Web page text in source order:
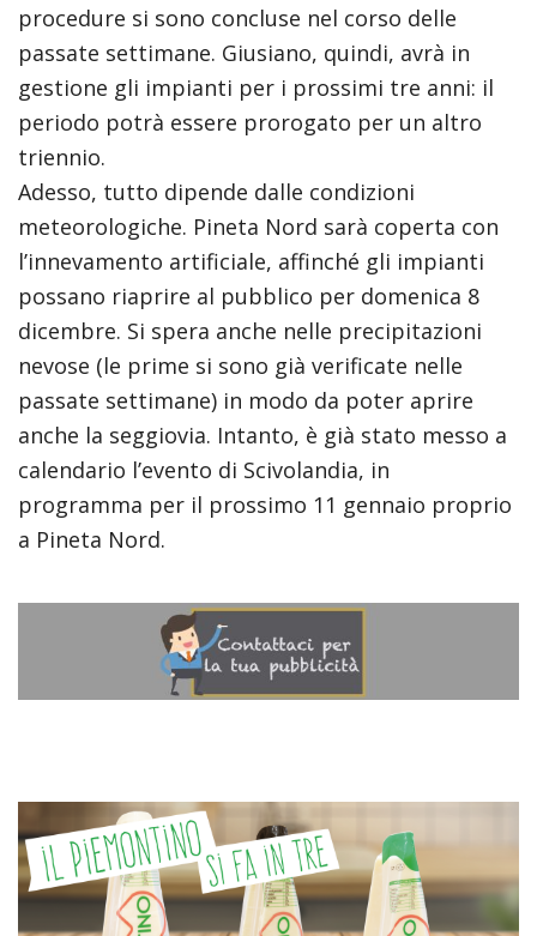
procedure si sono concluse nel corso delle
passate settimane. Giusiano, quindi, avrà in
gestione gli impianti per i prossimi tre anni: il
periodo potrà essere prorogato per un altro
triennio.
Adesso, tutto dipende dalle condizioni
meteorologiche. Pineta Nord sarà coperta con
l’innevamento artificiale, affinché gli impianti
possano riaprire al pubblico per domenica 8
dicembre. Si spera anche nelle precipitazioni
nevose (le prime si sono già verificate nelle
passate settimane) in modo da poter aprire
anche la seggiovia. Intanto, è già stato messo a
calendario l’evento di Scivolandia, in
programma per il prossimo 11 gennaio proprio
a Pineta Nord.